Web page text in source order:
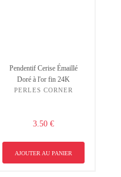
Pendentif Cerise Émaillé
Doré à l'or fin 24K
PERLES CORNER
3.50 €
AJOUTER AU PANIER